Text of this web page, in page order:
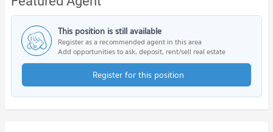
This position is still available
Register as a recommended agent in this area
Add opportunities to ask, deposit, rent/sell real estate
Register for this position